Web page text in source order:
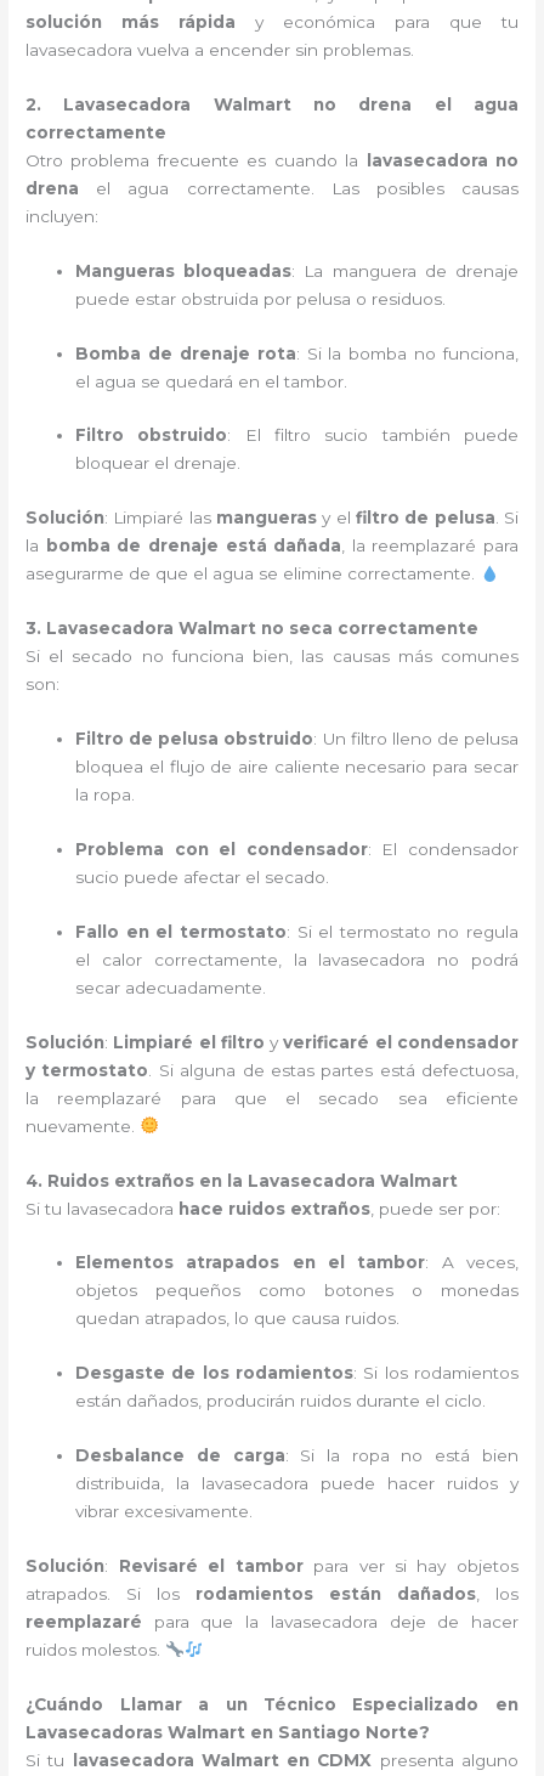
solución más rápida y económica para que tu
lavasecadora vuelva a encender sin problemas.
2. Lavasecadora Walmart no drena el agua
correctamente
Otro problema frecuente es cuando la
lavasecadora no
drena el agua correctamente. Las posibles causas
incluyen:
Mangueras bloqueadas: La manguera de drenaje
puede estar obstruida por pelusa o residuos.
Bomba de drenaje rota: Si la bomba no funciona,
el agua se quedará en el tambor.
Filtro obstruido: El filtro sucio también puede
bloquear el drenaje.
Solución: Limpiaré las mangueras y el filtro de pelusa. Si
la
bomba de drenaje está dañada, la reemplazaré para
asegurarme de que el agua se elimine correctamente.
3. Lavasecadora Walmart no seca correctamente
Si el secado no funciona bien, las causas más comunes
son:
Filtro de pelusa obstruido: Un filtro lleno de pelusa
bloquea el flujo de aire caliente necesario para secar
la ropa.
Problema con el condensador: El condensador
sucio puede afectar el secado.
Fallo en el termostato: Si el termostato no regula
el calor correctamente, la lavasecadora no podrá
secar adecuadamente.
Solución: Limpiaré el filtro yverificaré el condensador
y termostato . Si alguna de estas partes está defectuosa,
la reemplazaré para que el secado sea eficiente
nuevamente.
4. Ruidos extraños en la Lavasecadora Walmart
Si tu lavasecadora hace ruidos extraños , puede ser por:
Elementos atrapados en el tambor: A veces,
objetos pequeños como botones o monedas
quedan atrapados, lo que causa ruidos.
Desgaste de los rodamientos: Si los rodamientos
están dañados, producirán ruidos durante el ciclo.
Desbalance de carga: Si la ropa no está bien
distribuida, la lavasecadora puede hacer ruidos y
vibrar excesivamente.
Solución: Revisaré el tamborpara ver si hay objetos
atrapados. Si los rodamientos están dañados, los
reemplazaré para que la lavasecadora deje de hacer
ruidos molestos.
¿Cuándo Llamar a un Técnico Especializado en
Lavasecadoras Walmart en Santiago Norte?
Si tu
lavasecadora Walmart en CDMX presenta alguno